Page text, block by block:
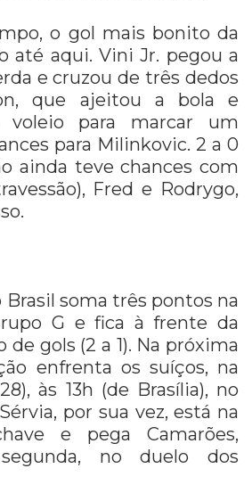
o gol mais bonito da
até aqui. Vini Jr. pegou a
e cruzou de três dedos
que ajeitou a bola e
voleio para marcar um
para Milinkovic. 2 a 0
ainda teve chances com
Fred e Rodrygo,
Brasil soma três pontos na
G e fica à frente da
de gols (2 a 1). Na próxima
enfrenta os suíços, na
às 13h (de Brasília), no
por sua vez, está na
e pega Camarões,
no duelo dos